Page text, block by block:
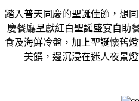
踏入普天同慶的聖誕佳節，想
慶餐廳呈獻紅⽩聖誕盛宴⾃助
食及海鮮冷盤，加上聖誕懷舊
美饌，邊沉浸在迷⼈夜景